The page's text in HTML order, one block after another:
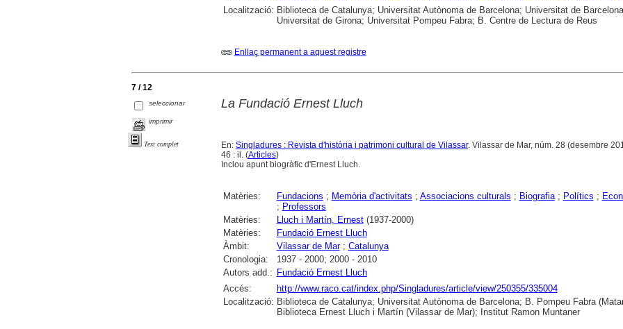
Localització: Biblioteca de Catalunya; Universitat Autònoma de Barcelona; Universitat de
Universitat de Girona; Universitat Pompeu Fabra; B. Centre de Lectura de Reus
Enllaç permanent a aquest registre
7 / 12
seleccionar
imprimir
Text complet
La Fundació Ernest Lluch
En: Singladures : Revista d'història i patrimoni cultural de Vilassar. Vilassar de Mar, núm. 28 (desembre
46 : il. (Articles)
Inclou apunt biogràfic d'Ernest Lluch.
Matèries: Fundacions ; Memòria d'activitats ; Associacions culturals ; Biografia; Polítics ;
; Professors
Matèries:
Lluch i Martín, Ernest(1937-2000)
Matèries:
Fundació Ernest Lluch
Àmbit:
Vilassar de Mar; Catalunya
Cronologia:
1937 - 2000; 2000 - 2010
Autors add.: Fundació Ernest Lluch
Accés:
http://www.raco.cat/index.php/Singladures/article/view/250355/335004
Localització: Biblioteca de Catalunya; Universitat Autònoma de Barcelona; B. Pompeu Fabra
Biblioteca Ernest Lluch i Martín (Vilassar de Mar); Institut Ramon Muntaner